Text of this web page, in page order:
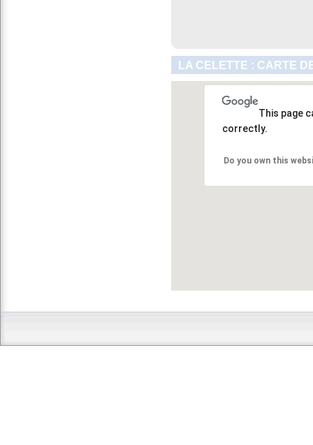
LA CELETTE : CARTE
This page
correctly.
Do you own this